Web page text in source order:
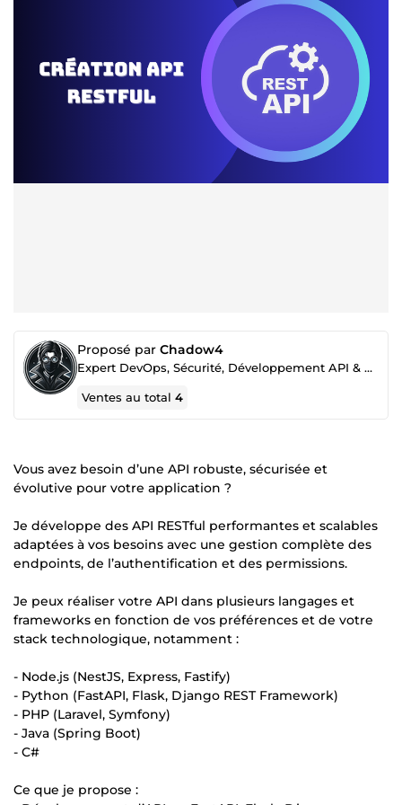
Proposé par Chadow4
Expert DevOps, Sécurité, Développement API & SEO
Ventes au total4
Vous avez besoin d’une API robuste, sécurisée et
évolutive pour votre application ?
Je développe des API RESTful performantes et scalables
adaptées à vos besoins avec une gestion complète des
endpoints, de l’authentification et des permissions.
Je peux réaliser votre API dans plusieurs langages et
frameworks en fonction de vos préférences et de votre
stack technologique, notamment :
- Node.js (NestJS, Express, Fastify)
- Python (FastAPI, Flask, Django REST Framework)
- PHP (Laravel, Symfony)
- Java (Spring Boot)
- C#
Ce que je propose :